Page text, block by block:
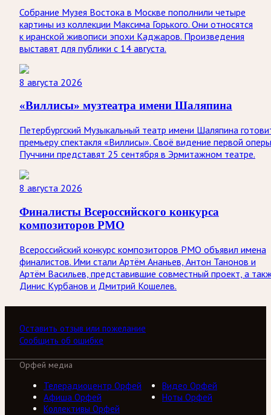
Собрание Музея Востока в Москве пополнили четыре
картины из коллекции Максима Горького. Они относятся
к иранской живописи эпохи Каджаров. Произведения
выставят для публики с 14 августа.
8 августа 2026
«Виллисы» музтеатра имени Шаляпина
Петербургский Музыкальный театр имени Шаляпина
премьеру спектакля «Виллисы». Своё видение первой оперы
Пуччини представят 25 сентября в Эрмитажном театре.
8 августа 2026
Финалисты Всероссийского конкурса
композиторов РМО
Всероссийский конкурс композиторов РМО объявил имена
финалистов. Ими стали Артём Ананьев, Антон Танонов и
Артём Васильев, представившие совместный проект, а
Динис Курбанов и Дмитрий Кошелев.
Оставить отзыв или пожелание
Сообщить об ошибке
Орфей медиа
Телерадиоцентр Орфей
Видео Орфей
Афиша Орфей
Ноты Орфей
Коллективы Орфей